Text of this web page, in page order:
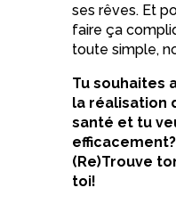
ses rêves. Et
faire ça
toute simple,
Tu souhaites
la réalisation
santé et tu
(Re)Trouve
toi!